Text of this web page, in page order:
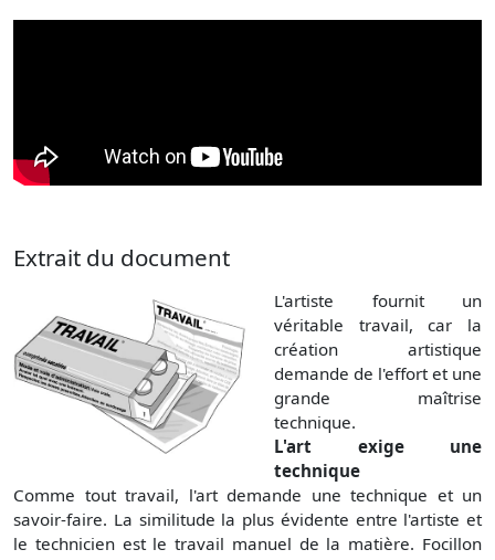
Extrait du document
L'artiste fournit un
véritable travail, car la
création artistique
demande de l'effort et une
grande maîtrise
technique.
L'art exige une
technique
Comme tout travail, l'art demande une technique et un
savoir-faire. La similitude la plus évidente entre l'artiste et
le technicien est le travail manuel de la matière. Focillon